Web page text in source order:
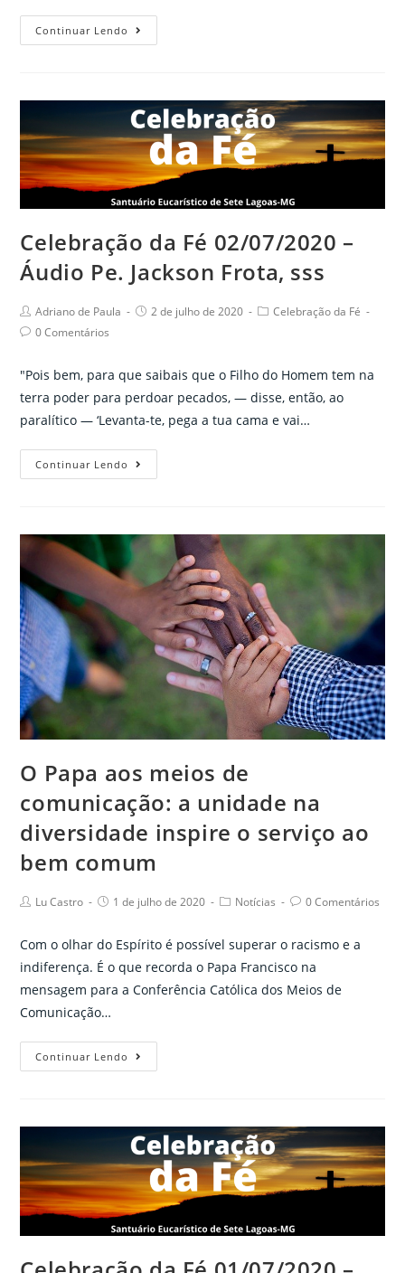
Continuar Lendo
da
–
Áudio
Pe.
Jackson
Frota,
Celebração da Fé 02/07/2020 –
Áudio Pe. Jackson Frota, sss
Post
author:
Adriano de Paula
Post2 de julho de 2020
PostCelebração da Fé
Post0 Comentários
"Pois bem, para que saibais que o Filho do Homem tem na
terra poder para perdoar pecados, — disse, então, ao
paralítico — ‘Levanta-te, pega a tua cama e vai…
Continuar Lendo
da
–
Áudio
Pe.
Jackson
Frota,
sss
O Papa aos meios de
comunicação: a unidade na
diversidade inspire o serviço ao
bem comum
PostLu Castro
Post1 de julho de 2020
PostNotícias
Post0 Comentários
Com o olhar do Espírito é possível superar o racismo e a
indiferença. É o que recorda o Papa Francisco na
mensagem para a Conferência Católica dos Meios de
Comunicação…
Continuar Lendo
Papa
de
comunicação:
a
unidade
na